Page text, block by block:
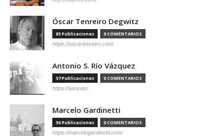
Óscar Tenreiro Degwitz
85 Publicaciones 0 COMENTARIOS
https://oscartenreiro.com/
Antonio S. Río Vázquez
57 Publicaciones 0 COMENTARIOS
https://asrv.es/
Marcelo Gardinetti
56 Publicaciones 0 COMENTARIOS
https://marcelogardinetti.com/